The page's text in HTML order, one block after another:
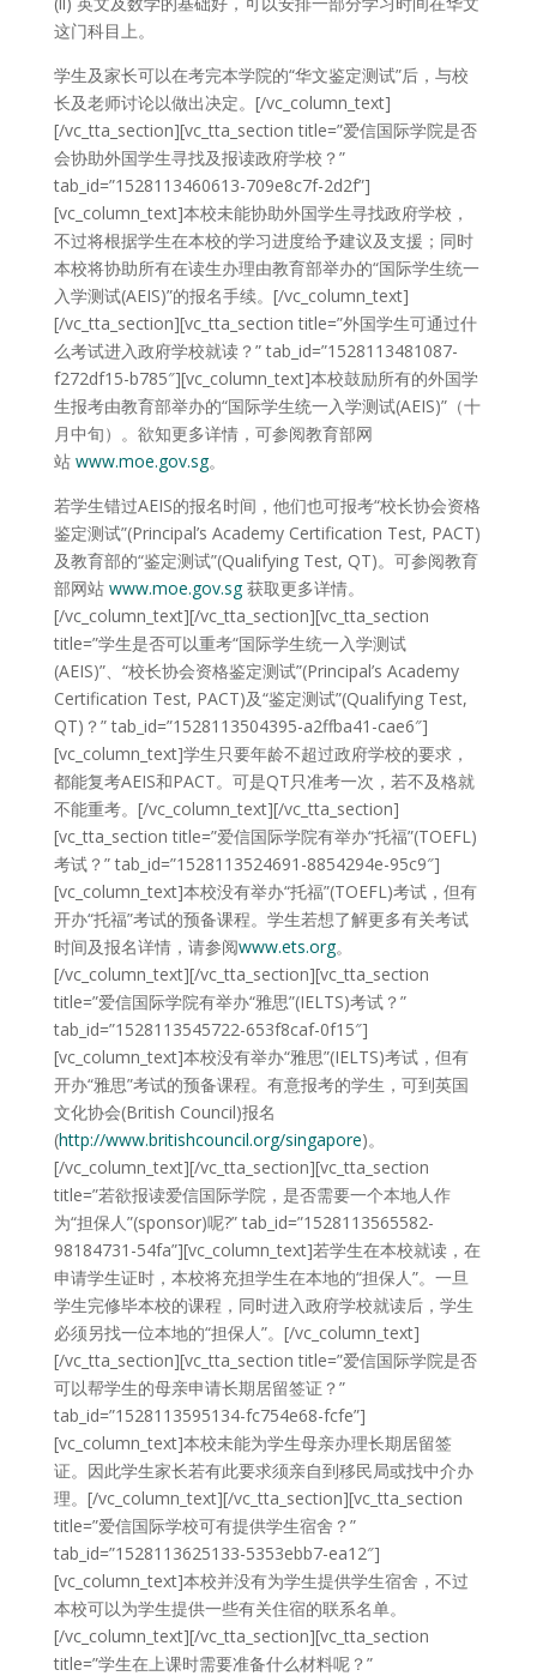
这门科目上。
学生及家长可以在考完本学院的“华文鉴定测试”后，与校
长及老师讨论以做出决定。[/vc_column_text]
[/vc_tta_section][vc_tta_section title=”爱信国际学院是否
会协助外国学生寻找及报读政府学校？”
tab_id=”1528113460613-709e8c7f-2d2f”]
[vc_column_text]本校未能协助外国学生寻找政府学校，
不过将根据学生在本校的学习进度给予建议及支援；同时
本校将协助所有在读生办理由教育部举办的“国际学生统一
入学测试(AEIS)”的报名手续。[/vc_column_text]
[/vc_tta_section][vc_tta_section title=”外国学生可通过什
么考试进入政府学校就读？” tab_id=”1528113481087-
f272df15-b785″][vc_column_text]本校鼓励所有的外国学
生报考由教育部举办的“国际学生统一入学测试(AEIS)”（十
月中旬）。欲知更多详情，可参阅教育部网
站 www.moe.gov.sg。
若学生错过AEIS的报名时间，他们也可报考“校长协会资格
鉴定测试”(Principal’s Academy Certification Test, PACT)
及教育部的“鉴定测试”(Qualifying Test, QT)。可参阅教育
部网站 www.moe.gov.sg获取更多详情。
[/vc_column_text][/vc_tta_section][vc_tta_section
title=”学生是否可以重考“国际学生统一入学测试
(AEIS)”、“校长协会资格鉴定测试”(Principal’s Academy
Certification Test, PACT)及“鉴定测试”(Qualifying Test,
QT)？” tab_id=”1528113504395-a2ffba41-cae6″]
[vc_column_text]学生只要年龄不超过政府学校的要求，
都能复考AEIS和PACT。可是QT只准考一次，若不及格就
不能重考。[/vc_column_text][/vc_tta_section]
[vc_tta_section title=”爱信国际学院有举办“托福”(TOEFL)
考试？” tab_id=”1528113524691-8854294e-95c9″]
[vc_column_text]本校没有举办“托福”(TOEFL)考试，但有
开办“托福”考试的预备课程。学生若想了解更多有关考试
时间及报名详情，请参阅www.ets.org。
[/vc_column_text][/vc_tta_section][vc_tta_section
title=”爱信国际学院有举办“雅思”(IELTS)考试？”
tab_id=”1528113545722-653f8caf-0f15″]
[vc_column_text]本校没有举办“雅思”(IELTS)考试，但有
开办“雅思”考试的预备课程。有意报考的学生，可到英国
文化协会(British Council)报名
(http://www.britishcouncil.org/singapore)。
[/vc_column_text][/vc_tta_section][vc_tta_section
title=”若欲报读爱信国际学院，是否需要一个本地人作
为“担保人”(sponsor)呢?” tab_id=”1528113565582-
98184731-54fa”][vc_column_text]若学生在本校就读，在
申请学生证时，本校将充担学生在本地的“担保人”。一旦
学生完修毕本校的课程，同时进入政府学校就读后，学生
必须另找一位本地的“担保人”。[/vc_column_text]
[/vc_tta_section][vc_tta_section title=”爱信国际学院是否
可以帮学生的母亲申请长期居留签证？”
tab_id=”1528113595134-fc754e68-fcfe”]
[vc_column_text]本校未能为学生母亲办理长期居留签
证。因此学生家长若有此要求须亲自到移民局或找中介办
理。[/vc_column_text][/vc_tta_section][vc_tta_section
title=”爱信国际学校可有提供学生宿舍？”
tab_id=”1528113625133-5353ebb7-ea12″]
[vc_column_text]本校并没有为学生提供学生宿舍，不过
本校可以为学生提供一些有关住宿的联系名单。
[/vc_column_text][/vc_tta_section][vc_tta_section
title=”学生在上课时需要准备什么材料呢？”